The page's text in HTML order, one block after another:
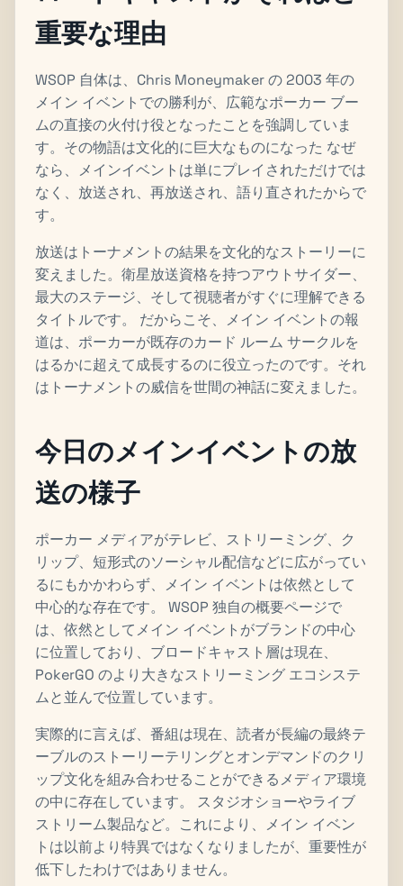
重要な理由
WSOP 自体は、Chris Moneymaker の 2003 年の
メイン イベントでの勝利が、広範なポーカー ブー
ムの直接の火付け役となったことを強調していま
す。その物語は文化的に巨大なものになった なぜ
なら、メインイベントは単にプレイされただけでは
なく、放送され、再放送され、語り直されたからで
す。
放送はトーナメントの結果を文化的なストーリーに
変えました。衛星放送資格を持つアウトサイダー、
最大のステージ、そして視聴者がすぐに理解できる
タイトルです。 だからこそ、メイン イベントの報
道は、ポーカーが既存のカード ルーム サークルを
はるかに超えて成長するのに役立ったのです。それ
はトーナメントの威信を世間の神話に変えました。
今日のメインイベントの放
送の様子
ポーカー メディアがテレビ、ストリーミング、ク
リップ、短形式のソーシャル配信などに広がってい
るにもかかわらず、メイン イベントは依然として
中心的な存在です。 WSOP 独自の概要ページで
は、依然としてメイン イベントがブランドの中心
に位置しており、ブロードキャスト層は現在、
PokerGO のより大きなストリーミング エコシステ
ムと並んで位置しています。
実際的に言えば、番組は現在、読者が長編の最終テ
ーブルのストーリーテリングとオンデマンドのクリ
ップ文化を組み合わせることができるメディア環境
の中に存在しています。 スタジオショーやライブ
ストリーム製品など。これにより、メイン イベン
トは以前より特異ではなくなりましたが、重要性が
低下したわけではありません。